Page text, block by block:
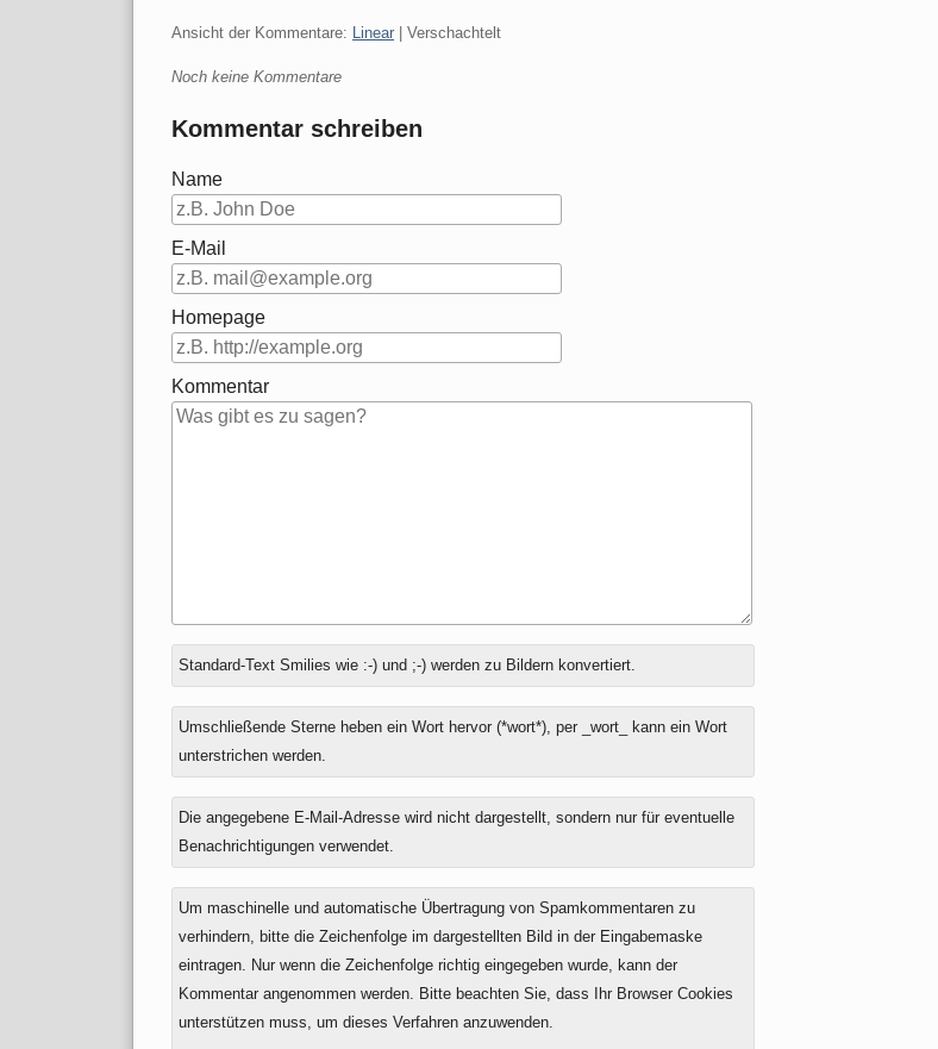
Ansicht der Kommentare: Linear | Verschachtelt
Noch keine Kommentare
Kommentar schreiben
Name
E-Mail
Homepage
Kommentar
Antwort
zu
Standard-Text Smilies wie :-) und ;-) werden zu Bildern konvertiert.
Umschließende Sterne heben ein Wort hervor (*wort*), per _wort_ kann ein Wort
unterstrichen werden.
Die angegebene E-Mail-Adresse wird nicht dargestellt, sondern nur für eventuelle
Benachrichtigungen verwendet.
Um maschinelle und automatische Übertragung von Spamkommentaren zu
verhindern, bitte die Zeichenfolge im dargestellten Bild in der Eingabemaske
eintragen. Nur wenn die Zeichenfolge richtig eingegeben wurde, kann der
Kommentar angenommen werden. Bitte beachten Sie, dass Ihr Browser Cookies
unterstützen muss, um dieses Verfahren anzuwenden.